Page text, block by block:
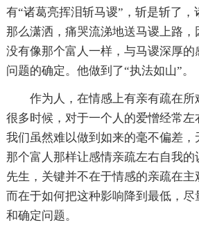
有“诸葛亮挥泪斩马谡”，斩是斩了
那么潇洒，痛哭流涕地送马谡上路
没有像那个富人一样，与马谡深厚
问题的确定。他做到了“执法如山”。
作为人，在情感上有亲有疏在
很多时候，对于一个人的爱憎经常左
我们虽然难以做到如来的毫不偏差，
那个富人那样让感情亲疏左右自我
先生，关键并不在于情感的亲疏在主
而在于如何把这种影响降到最低，尽
和确定问题。